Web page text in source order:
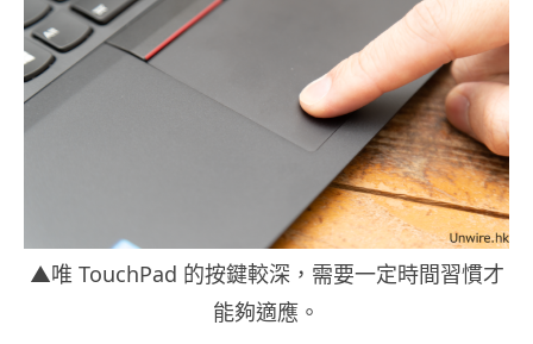
▲唯 TouchPad 的按鍵較深，需要一定時間習慣才
能夠適應。